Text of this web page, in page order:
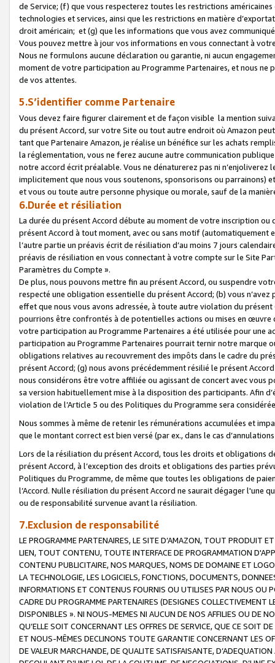
de Service; (f) que vous respecterez toutes les restrictions
technologies et services, ainsi que les restrictions en matière
droit américain; et (g) que les informations que vous avez
Vous pouvez mettre à jour vos informations en vous connectant à
Nous ne formulons aucune déclaration ou garantie, ni aucun
moment de votre participation au Programme Partenaires, et nous
de vos attentes.
5.S’identifier comme Partenaire
Vous devez faire figurer clairement et de façon visible la mention
du présent Accord, sur votre Site ou tout autre endroit où Amazon
tant que Partenaire Amazon, je réalise un bénéfice sur les achats
la réglementation, vous ne ferez aucune autre communication
notre accord écrit préalable. Vous ne dénaturerez pas ni
implicitement que nous vous soutenons, sponsorisons ou parrainons)
et vous ou toute autre personne physique ou morale, sauf de la
6.Durée et résiliation
La durée du présent Accord débute au moment de votre inscription
présent Accord à tout moment, avec ou sans motif (automatiquement
l’autre partie un préavis écrit de résiliation d’au moins 7 jours
préavis de résiliation en vous connectant à votre compte sur le Site
Paramètres du Compte ».
De plus, nous pouvons mettre fin au présent Accord, ou suspendre
respecté une obligation essentielle du présent Accord; (b) vous
effet que nous vous avons adressée, à toute autre violation du
pourrions être confrontés à de potentielles actions ou mises en
votre participation au Programme Partenaires a été utilisée pour une
participation au Programme Partenaires pourrait ternir notre marque
obligations relatives au recouvrement des impôts dans le cadre du
présent Accord; (g) nous avons précédemment résilié le présent
nous considérons être votre affiliée ou agissant de concert avec vous
sa version habituellement mise à la disposition des participants. Afin
violation de l’Article 5 ou des Politiques du Programme sera
Nous sommes à même de retenir les rémunérations accumulées et
que le montant correct est bien versé (par ex., dans le cas
Lors de la résiliation du présent Accord, tous les droits et obligations
présent Accord, à l’exception des droits et obligations des parties
Politiques du Programme, de même que toutes les obligations de
l’Accord. Nulle résiliation du présent Accord ne saurait dégager l'une
ou de responsabilité survenue avant la résiliation.
7.Exclusion de responsabilité
LE PROGRAMME PARTENAIRES, LE SITE D’AMAZON, TOUT PRODUIT
LIEN, TOUT CONTENU, TOUTE INTERFACE DE PROGRAMMATION
CONTENU PUBLICITAIRE, NOS MARQUES, NOMS DE DOMAINE ET
LA TECHNOLOGIE, LES LOGICIELS, FONCTIONS, DOCUMENTS,
INFORMATIONS ET CONTENUS FOURNIS OU UTILISES PAR NOUS OU
CADRE DU PROGRAMME PARTENAIRES (DESIGNES COLLECTIVEMENT
DISPONIBLES ». NI NOUS-MEMES NI AUCUN DE NOS AFFILIES OU DE
QU’ELLE SOIT CONCERNANT LES OFFRES DE SERVICE, QUE CE SOIT
ET NOUS-MÊMES DECLINONS TOUTE GARANTIE CONCERNANT LES
DE VALEUR MARCHANDE, DE QUALITE SATISFAISANTE,